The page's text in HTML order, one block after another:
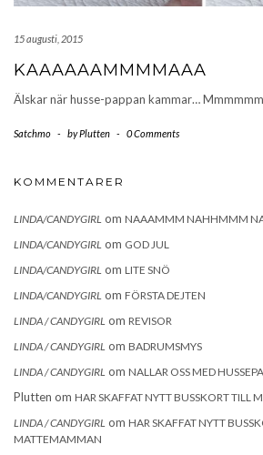
15 augusti, 2015
KAAAAAAMMMMAAA
Älskar när husse-pappan kammar… Mmmmmm
Satchmo - byPlutten - 0 Comments
KOMMENTARER
LINDA/CANDYGIRL om NAAAMMM NAHHMMM
LINDA/CANDYGIRL om GOD JUL
LINDA/CANDYGIRL om LITE SNÖ
LINDA/CANDYGIRL om FÖRSTA DEJTEN
LINDA / CANDYGIRL om REVISOR
LINDA / CANDYGIRL om BADRUMSMYS
LINDA / CANDYGIRL om NALLAR OSS MED
Plutten om HAR SKAFFAT NYTT BUSSKORT TILL
LINDA / CANDYGIRL om HAR SKAFFAT NYTT
MATTEMAMMAN